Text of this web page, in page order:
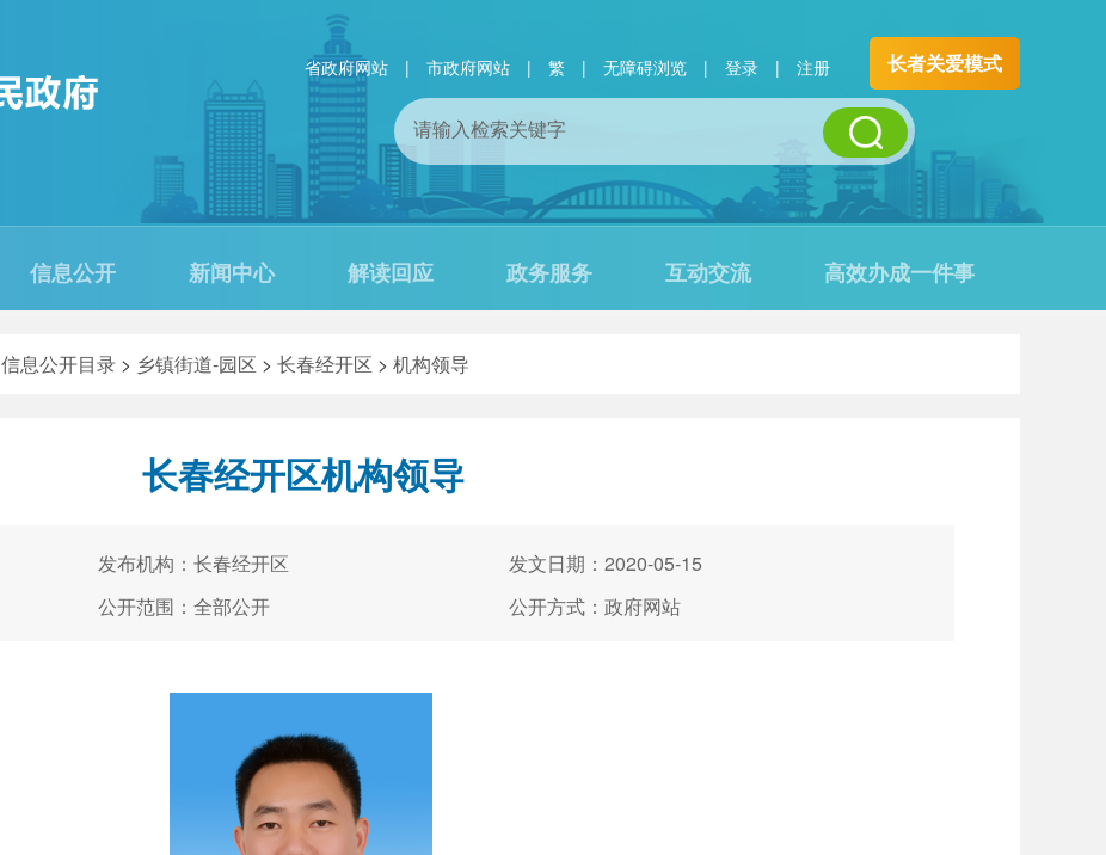
省政府网站 | 市政府网站 | 繁 | 无障碍浏览 | 登录 | 注册 长者关爱模式
信息公开 新闻中心 解读回应 政务服务 互动交流 高效办成一件事
信息公开目录 > 乡镇街道-园区 > 长春经开区 > 机构领导
长春经开区机构领导
发布机构：长春经开区
发文日期：2020-05-15
公开范围：全部公开 公开方式：政府网站